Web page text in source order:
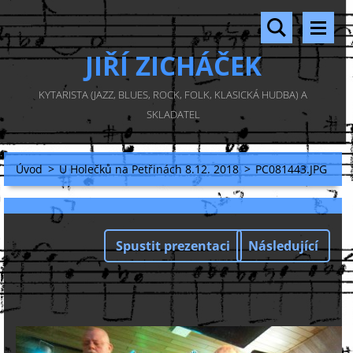
JIŘÍ ZICHÁČEK
KYTARISTA (JAZZ, BLUES, ROCK, FOLK, KLASICKÁ HUDBA) A
SKLADATEL
Úvod > U Holečků na Petřinách 8.12. 2018 > PC081443.JPG
Spustit prezentaci Následující